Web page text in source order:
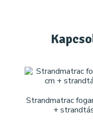
Strandmatrac
+